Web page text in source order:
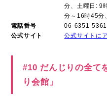
分、土曜日: 9
分～16時45分、
電話番号
06-6351-5361
公式サイト
公式サイトに
#10 だんじりの全て
り会館」